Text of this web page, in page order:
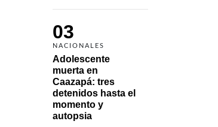
03
NACIONALES
Adolescente
muerta en
Caazapá: tres
detenidos hasta el
momento y
autopsia